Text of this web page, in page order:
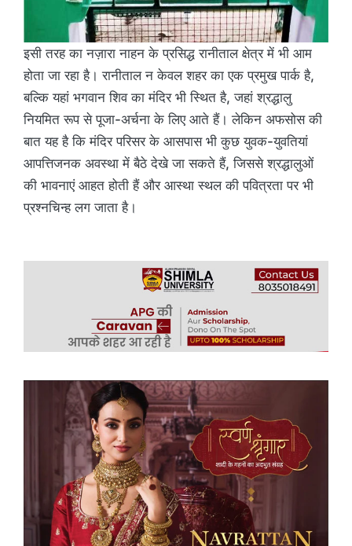
इसी तरह का नज़ारा नाहन के प्रसिद्ध रानीताल क्षेत्र में भी आम
होता जा रहा है। रानीताल न केवल शहर का एक प्रमुख पार्क है,
बल्कि यहां भगवान शिव का मंदिर भी स्थित है, जहां श्रद्धालु
नियमित रूप से पूजा-अर्चना के लिए आते हैं। लेकिन अफसोस की
बात यह है कि मंदिर परिसर के आसपास भी कुछ युवक-युवतियां
आपत्तिजनक अवस्था में बैठे देखे जा सकते हैं, जिससे श्रद्धालुओं
की भावनाएं आहत होती हैं और आस्था स्थल की पवित्रता पर भी
प्रश्नचिन्ह लग जाता है।